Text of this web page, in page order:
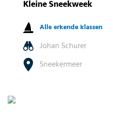
Kleine Sneekweek
Alle erkende klassen
Johan Schurer
Sneekermeer